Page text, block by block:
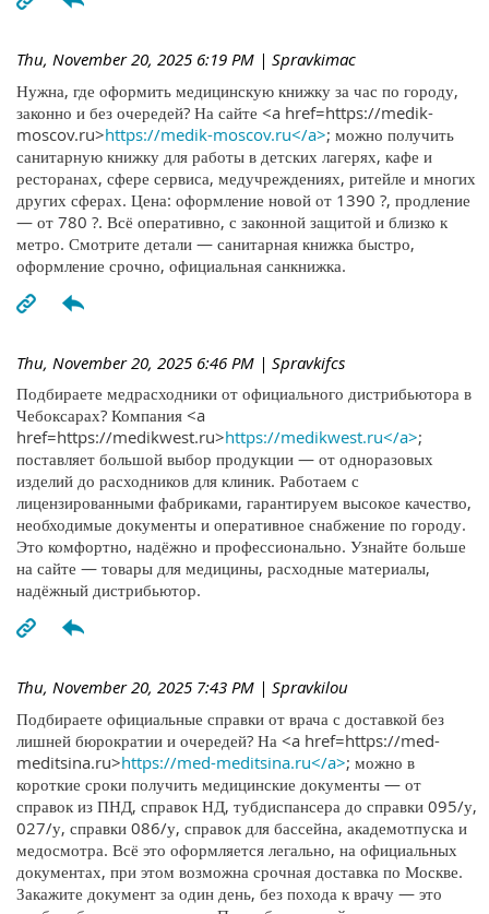
Thu, November 20, 2025 6:19 PM | Spravkimac
Нужна, где оформить медицинскую книжку за час по городу,
законно и без очередей? На сайте <a href=https://medik-
moscov.ru>https://medik-moscov.ru</a>; можно получить
санитарную книжку для работы в детских лагерях, кафе и
ресторанах, сфере сервиса, медучреждениях, ритейле и многих
других сферах. Цена: оформление новой от 1390 ?, продление
— от 780 ?. Всё оперативно, с законной защитой и близко к
метро. Смотрите детали — санитарная книжка быстро,
оформление срочно, официальная санкнижка.
Thu, November 20, 2025 6:46 PM | Spravkifcs
Подбираете медрасходники от официального дистрибьютора в
Чебоксарах? Компания <a
href=https://medikwest.ru>https://medikwest.ru</a>;
поставляет большой выбор продукции — от одноразовых
изделий до расходников для клиник. Работаем с
лицензированными фабриками, гарантируем высокое качество,
необходимые документы и оперативное снабжение по городу.
Это комфортно, надёжно и профессионально. Узнайте больше
на сайте — товары для медицины, расходные материалы,
надёжный дистрибьютор.
Thu, November 20, 2025 7:43 PM | Spravkilou
Подбираете официальные справки от врача с доставкой без
лишней бюрократии и очередей? На <a href=https://med-
meditsina.ru>https://med-meditsina.ru</a>; можно в
короткие сроки получить медицинские документы — от
справок из ПНД, справок НД, тубдиспансера до справки 095/у,
027/у, справки 086/у, справок для бассейна, академотпуска и
медосмотра. Всё это оформляется легально, на официальных
документах, при этом возможна срочная доставка по Москве.
Закажите документ за один день, без похода к врачу — это